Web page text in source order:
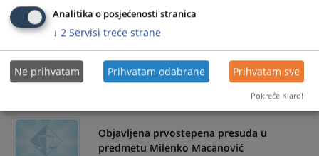
Obavjestenje
Obavijest
Objavljena prvostepena presuda u
predmetu Milenko Macanović
Analitika o posjećenosti stranica
↓ 2 Servisi treće strane
Ne prihvatam Prihvatam odabrane Prihvatam sve
Pokreće Klaro!